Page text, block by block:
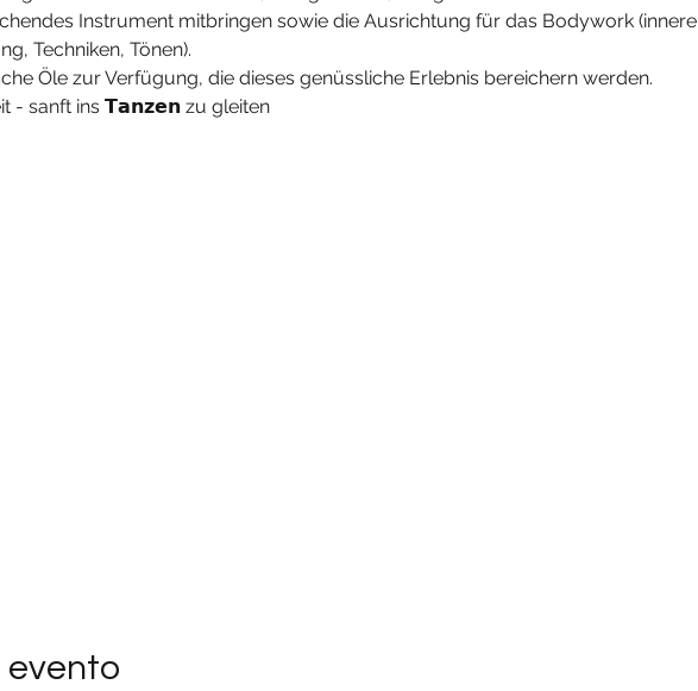
Instrument mitbringen sowie die Ausrichtung für das Bodywork (innere
Techniken, Tönen).
Öle zur Verfügung, die dieses genüssliche Erlebnis bereichern werden.
- sanft ins 𝗧𝗮𝗻𝘇𝗲𝗻 zu gleiten
evento